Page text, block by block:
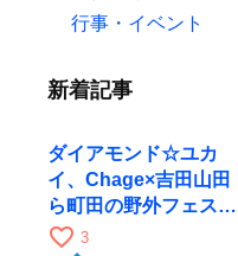
行事・イベント
新着記事
ダイアモンド☆ユカ
イ、Chage×吉田山田
ら町田の野外フェスに
出演
favorite_border 3